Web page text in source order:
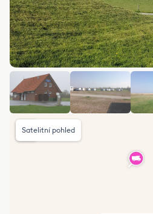
Satelitní pohled